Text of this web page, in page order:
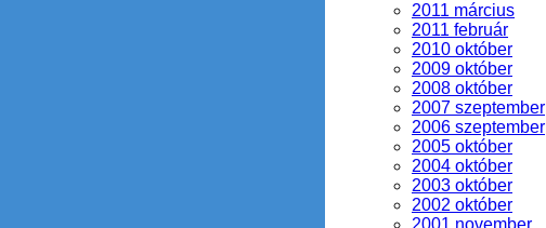
2011 március
2011 február
2010 október
2009 október
2008 október
2007 szeptember
2006 szeptember
2005 október
2004 október
2003 október
2002 október
2001 november